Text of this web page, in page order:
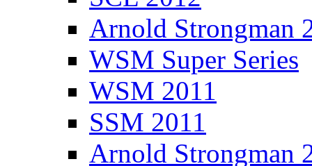
Arnold Strongman
WSM Super Series
WSM 2011
SSM 2011
Arnold Strongman